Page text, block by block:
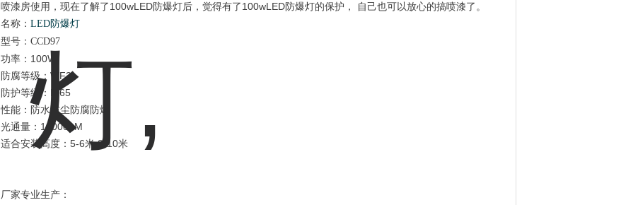
喷漆房使用，现在了解了100wLED防爆灯后，觉得有了100wLED防爆灯的保护， 自己也可以放心的搞喷漆了。
名称： LED防爆灯
型号： CCD97
功率：100W
防腐等级：WF2
防护等级：IP65
性能：防水防尘防腐防爆
光通量：10000LM
适合安装高度：5-6米 8-10米
厂家专业生产：